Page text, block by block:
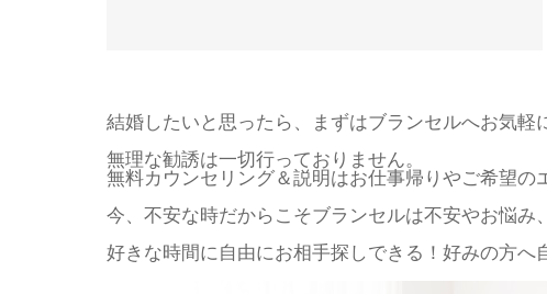
結婚したいと思ったら、まずはブランセルへお気軽
無理な勧誘は一切行っておりません。
無料カウンセリング＆説明はお仕事帰りやご希望の
今、不安な時だからこそブランセルは不安やお悩み
好きな時間に自由にお相手探しできる！好みの方へ